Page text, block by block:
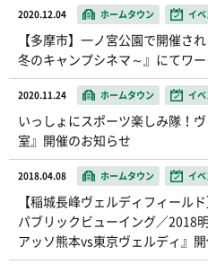
2020.12.04 ホームタウン イ
【多摩市】一ノ宮公園で開催さ
冬のキャンプシネマ～』にてワ
2020.11.24 ホームタウン イ
いっしょにスポーツ楽しみ隊！
室』開催のお知らせ
2018.04.08 ホームタウン イ
【稲城長峰ヴェルディフィール
パブリックビューイング／
アッソ熊本vs東京ヴェルディ』